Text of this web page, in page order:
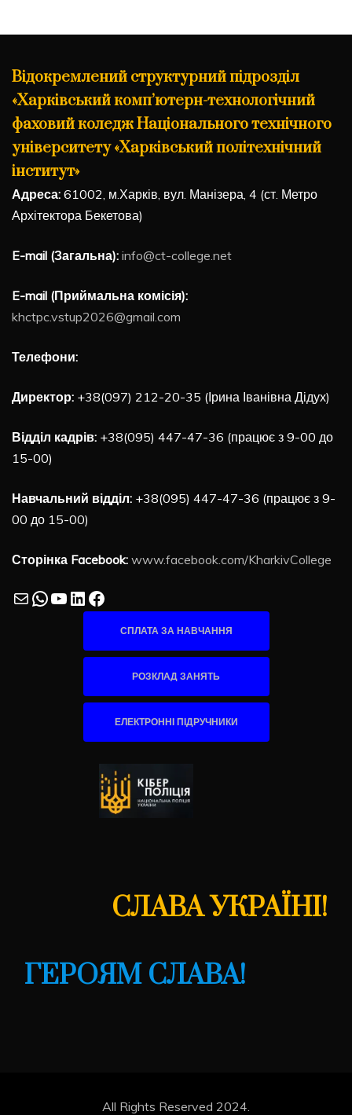
Відокремлений структурний підрозділ
«Харківський комп’ютерн-технологічний
фаховий коледж Національного технічного
університету «Харківський політехнічний
інститут»
Адреса: 61002, м.Харків, вул. Манізера, 4 (ст. Метро
Архітектора Бекетова)
E-mail (Загальна): info@ct-college.net
E-mail (Приймальна комісія):
khctpc.vstup2026@gmail.com
Телефони:
Директор: +38(097) 212-20-35 (Ірина Іванівна Дідух)
Відділ кадрів: +38(095) 447-47-36 (працює з 9-00 до
15-00)
Навчальний відділ: +38(095) 447-47-36 (працює з 9-
00 до 15-00)
Сторінка Facebook: www.facebook.com/KharkivCollege
MailWhatsApp
YouTube
LinkedIn
Facebook
СПЛАТА ЗА НАВЧАННЯ
РОЗКЛАД ЗАНЯТЬ
ЕЛЕКТРОННІ ПІДРУЧНИКИ
СЛАВА УКРАЇНІ!
ГЕРОЯМ СЛАВА!
All Rights Reserved 2024.